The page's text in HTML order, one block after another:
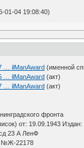
01-04 19:08:40)
… ilManAward (именной
… ilManAward (акт)
… ilManAward (акт)
фронта
от: 19.09.1943
23 А ЛенФ
№Ж-22178